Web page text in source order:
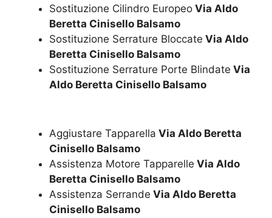
Sostituzione Cilindro Europeo Via Aldo
Beretta Cinisello Balsamo
Sostituzione Serrature Bloccate Via Aldo
Beretta Cinisello Balsamo
Sostituzione Serrature Porte Blindate Via
Aldo Beretta Cinisello Balsamo
Aggiustare Tapparella Via Aldo Beretta
Cinisello Balsamo
Assistenza Motore Tapparelle Via Aldo
Beretta Cinisello Balsamo
Assistenza Serrande Via Aldo Beretta
Cinisello Balsamo